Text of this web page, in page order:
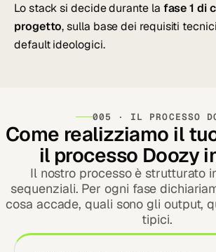
Lo stack si decide durante la fase 1 di
progetto, sulla base dei requisiti
default ideologici.
005 · IL PROCESSO
Come realizziamo il
il processo Doozy
Il nostro processo è strutturato
sequenziali. Per ogni fase
cosa accade, quali sono gli output,
tipici.